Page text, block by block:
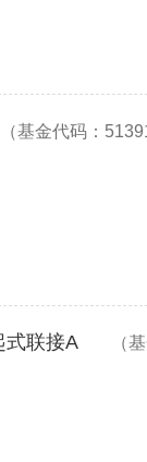
（基金代码：
式联接A （